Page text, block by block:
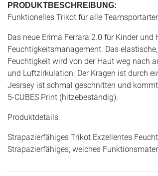
PRODUKTBESCHREIBUNG:
Funktionelles Trikot für alle
Das neue Erima Ferrara 2.0 für Kinder
Feuchtigkeitsmanagement. Das
Feuchtigkeit wird von der Haut weg nach
und Luftzirkulation. Der Kragen ist durch
Jesrsey ist schmal geschnitten und
5-CUBES Print (hitzebeständig).
Produktdetails:
Strapazierfähiges Trikot Exzellentes
Strapazierfähiges, weiches